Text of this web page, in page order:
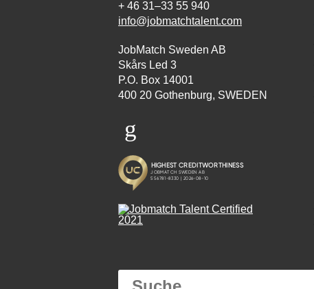
+ 46 31–33 55 940
info@jobmatchtalent.com
JobMatch Sweden AB
Skårs Led 3
P.O. Box 14001
400 20 Gothenburg, SWEDEN